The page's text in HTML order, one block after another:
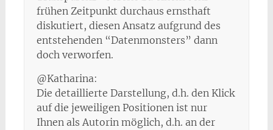
frühen Zeitpunkt durchaus ernsthaft
diskutiert, diesen Ansatz aufgrund des
entstehenden “Datenmonsters” dann
doch verworfen.
@Katharina:
Die detaillierte Darstellung, d.h. den Klick
auf die jeweiligen Positionen ist nur
Ihnen als Autorin möglich, d.h. an der